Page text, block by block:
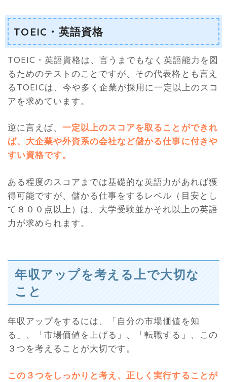
TOEIC・英語資格
TOEIC・英語資格は、言うまでもなく英語能力を図
るためのテストのことですが、その代表格とも言え
るTOEICは、今や多く企業が採用に一定以上のスコ
アを求めています。
逆に言えば、一定以上のスコアを取ることができれ
ば、大企業や外資系の会社など儲かる仕事に付きや
すい資格です。
ある程度のスコアまでは基礎的な英語力があれば獲
得可能ですが、儲かる仕事をするレベル（目安とし
て８００点以上）は、大学受験並かそれ以上の英語
力が求められます。
年収アップを考える上で大切な
こと
年収アップをするには、「自分の市場価値を知
る」、「市場価値を上げる」、「転職する」、この
３つを考えることが大切です。
この３つをしっかりと考え、正しく実行することが